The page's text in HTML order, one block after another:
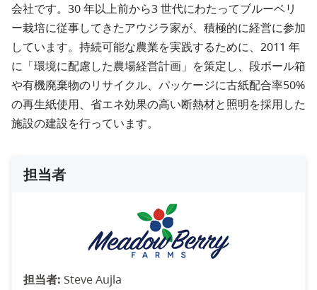
会社です。30 年以上前から3 世代にわたってブルーベリ
ー栽培に従事してきたアウジラ家が、積極的に経営に参加
しています。持続可能な農業を実践するために、2011 年
に「環境に配慮した農場経営計画」を策定し、段ボール箱
や有機廃棄物のリサイクル、パッケージに古紙配合率50%
の再生紙使用、省エネ効果の高い断熱材と照明を採用した
施設の建設を行っています。
担当者
担当者: Steve Aujla